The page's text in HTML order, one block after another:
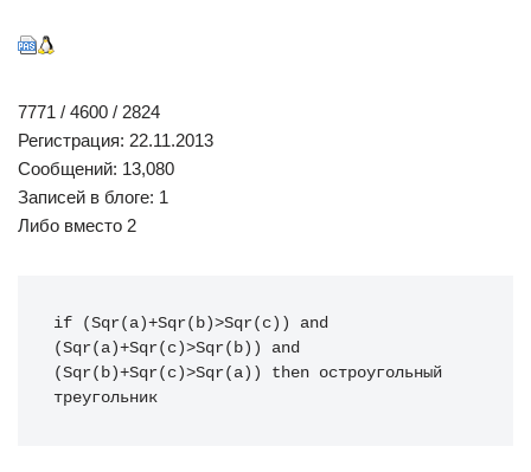
7771 / 4600 / 2824
Регистрация: 22.11.2013
Сообщений: 13,080
Записей в блоге: 1
Либо вместо 2
if ( Sqr( a )+Sqr( b )>Sqr( c ) )
and
( Sqr( a )+Sqr( c )>Sqr( b ) )
and
( Sqr( b )+Sqr( c )>Sqr( a ) ) then остроугольный
треугольник